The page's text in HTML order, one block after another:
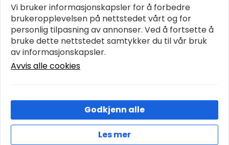
Hold deg oppdatert
E-post*
Abonner
© 2026 Avenyen Lys – Utviklet og designet av
Vi bruker informasjonskapsler for å forbedre
brukeropplevelsen på nettstedet vårt og for
personlig tilpasning av annonser. Ved å fortsette å
bruke dette nettstedet samtykker du til vår bruk
av informasjonskapsler.
Avvis alle cookies
Les mer
Godkjenn alle